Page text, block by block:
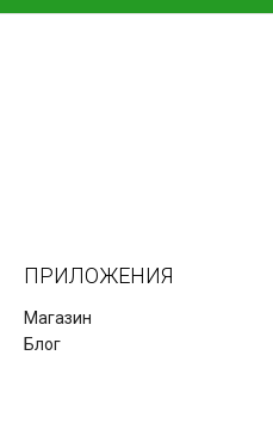
ПРИЛОЖЕНИЯ
Магазин
Блог